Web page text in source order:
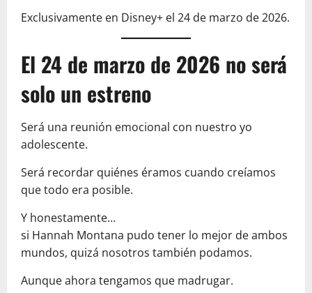
Exclusivamente en Disney+ el 24 de marzo de 2026.
El 24 de marzo de 2026 no será
solo un estreno
Será una reunión emocional con nuestro yo
adolescente.
Será recordar quiénes éramos cuando creíamos
que todo era posible.
Y honestamente…
si Hannah Montana pudo tener lo mejor de ambos
mundos, quizá nosotros también podamos.
Aunque ahora tengamos que madrugar.